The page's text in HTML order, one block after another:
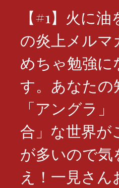
【#1】火に
の炎上メルマ
めちゃ勉強
す。あなたの
「アングラ
合」な世界が
が多いので気
え！一見さん